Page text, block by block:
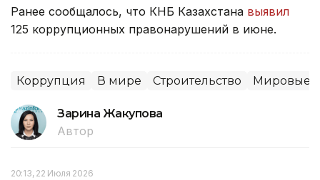
Ранее сообщалось, что КНБ Казахстана выявил
125 коррупционных правонарушений в июне.
Коррупция В мире Строительство Мировые
Зарина Жакупова
Автор
20:13, 22 Июля 2026